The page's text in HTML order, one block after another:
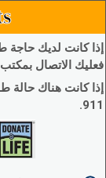
إذا كانت لديك حاجة
فعليك الاتصال بمكتب
إذا كانت هناك حالة
911.